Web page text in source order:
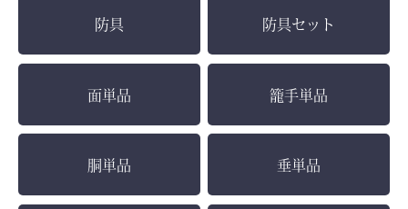
防具 防具セット
面単品 籠手単品
胴単品 垂単品